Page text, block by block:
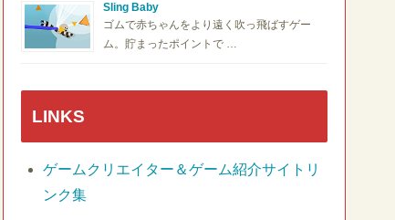
Sling Baby
ゴムで赤ちゃんをより遠く吹っ飛ばすゲー
ム。貯まったポイントで …
LINKS
ゲームクリエイター＆ゲーム紹介サイトリ
ンク集